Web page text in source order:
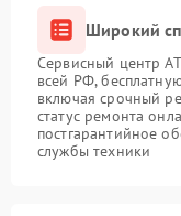
Широкий
Сервисный центр
всей РФ,
включая срочный
статус ремонта
постгарантийное
службы техники